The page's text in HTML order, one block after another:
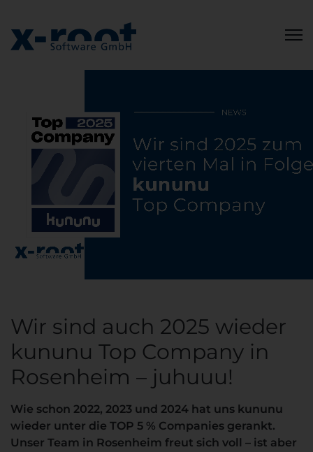
Wir sind auch 2025 wieder
kununu Top Company in
Rosenheim – juhuuu!
Wie schon 2022, 2023 und 2024 hat uns kununu
wieder unter die TOP 5 % Companies gerankt.
Unser Team in Rosenheim freut sich voll – ist aber